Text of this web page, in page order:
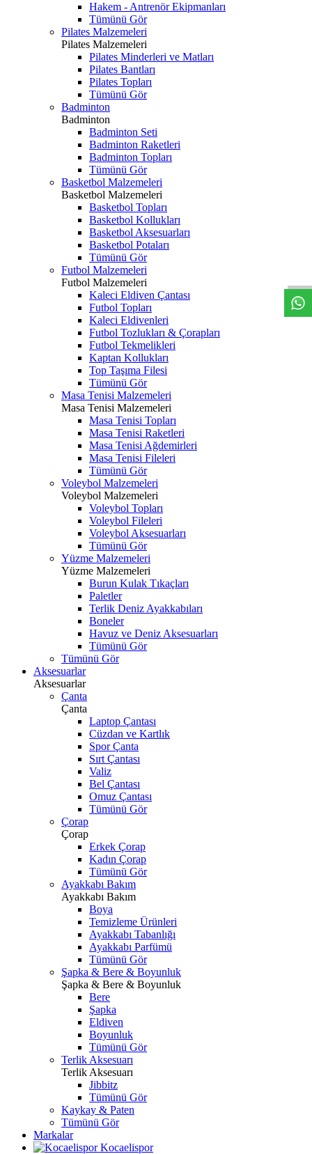
Hakem - Antrenör Ekipmanları
Tümünü Gör
Pilates Malzemeleri
Pilates Malzemeleri
Pilates Minderleri ve Matları
Pilates Bantları
Pilates Topları
Tümünü Gör
Badminton
Badminton
Badminton Seti
Badminton Raketleri
Badminton Topları
Tümünü Gör
Basketbol Malzemeleri
Basketbol Malzemeleri
Basketbol Topları
Basketbol Kollukları
Basketbol Aksesuarları
Basketbol Potaları
Tümünü Gör
Futbol Malzemeleri
Futbol Malzemeleri
Kaleci Eldiven Çantası
Futbol Topları
Kaleci Eldivenleri
Futbol Tozlukları & Çorapları
Futbol Tekmelikleri
Kaptan Kollukları
Top Taşıma Filesi
Tümünü Gör
Masa Tenisi Malzemeleri
Masa Tenisi Malzemeleri
Masa Tenisi Topları
Masa Tenisi Raketleri
Masa Tenisi Ağdemirleri
Masa Tenisi Fileleri
Tümünü Gör
Voleybol Malzemeleri
Voleybol Malzemeleri
Voleybol Topları
Voleybol Fileleri
Voleybol Aksesuarları
Tümünü Gör
Yüzme Malzemeleri
Yüzme Malzemeleri
Burun Kulak Tıkaçları
Paletler
Terlik Deniz Ayakkabıları
Boneler
Havuz ve Deniz Aksesuarları
Tümünü Gör
Tümünü Gör
Aksesuarlar
Aksesuarlar
Çanta
Çanta
Laptop Çantası
Cüzdan ve Kartlık
Spor Çanta
Sırt Çantası
Valiz
Bel Çantası
Omuz Çantası
Tümünü Gör
Çorap
Çorap
Erkek Çorap
Kadın Çorap
Tümünü Gör
Ayakkabı Bakım
Ayakkabı Bakım
Boya
Temizleme Ürünleri
Ayakkabı Tabanlığı
Ayakkabı Parfümü
Tümünü Gör
Şapka & Bere & Boyunluk
Şapka & Bere & Boyunluk
Bere
Şapka
Eldiven
Boyunluk
Tümünü Gör
Terlik Aksesuarı
Terlik Aksesuarı
Jibbitz
Tümünü Gör
Kaykay & Paten
Tümünü Gör
Markalar
Kocaelispor